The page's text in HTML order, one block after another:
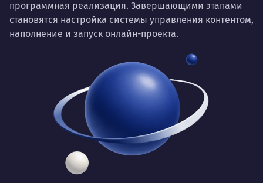
программная реализация. Завершающими этапами
становятся настройка системы управления контентом,
наполнение и запуск онлайн-проекта.